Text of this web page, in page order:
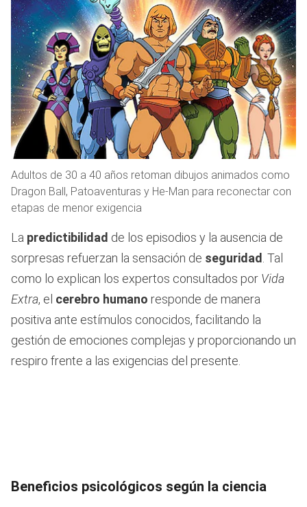
Adultos de 30 a 40 años retoman dibujos animados como
Dragon Ball, Patoaventuras y He-Man para reconectar con
etapas de menor exigencia
La predictibilidad de los episodios y la ausencia de
sorpresas refuerzan la sensación de seguridad. Tal
como lo explican los expertos consultados por Vida
Extra, el cerebro humano responde de manera
positiva ante estímulos conocidos, facilitando la
gestión de emociones complejas y proporcionando un
respiro frente a las exigencias del presente.
Beneficios psicológicos según la ciencia